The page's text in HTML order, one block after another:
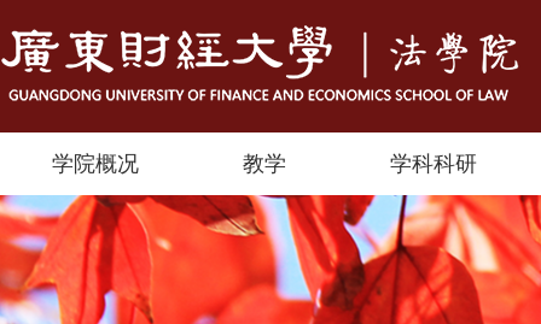
学院概况 教学 学科科研